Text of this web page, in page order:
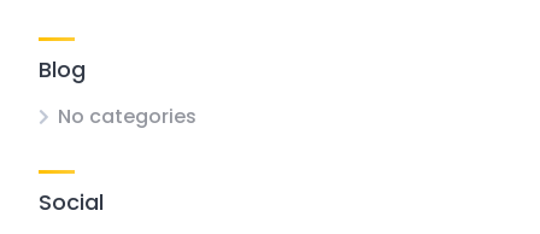
Blog
No categories
Social